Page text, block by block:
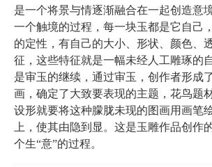
是一个将景与情逐渐融合在一起创造意
一个触境的过程，每一块玉都是它自己
的定性，有自己的大小、形状、颜色、
征，这些特征就是一幅未经人工雕琢的
是审玉的继续，通过审玉，创作者形成
画，确定了大致要表现的主题，花鸟题
设形就要将这种朦胧未现的图画用画笔
上，使其由隐到显。这是玉雕作品创作
个生“意”的过程。